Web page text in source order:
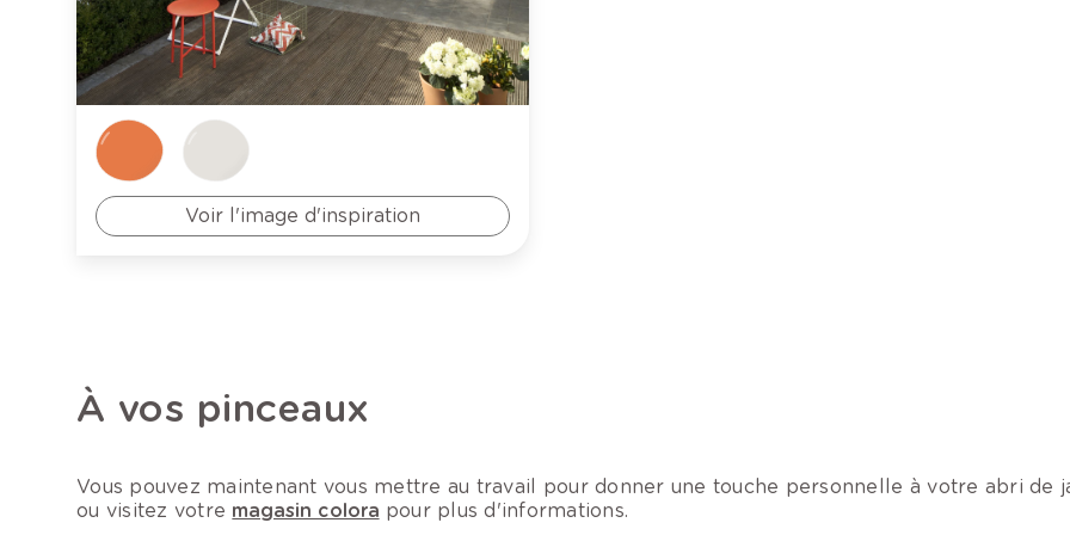
Voir l'image d'inspiration
À vos pinceaux
Vous pouvez maintenant vous mettre au travail pour donner une touche personnelle à votre abri de
ou visitez votre magasin colora pour plus d'informations.